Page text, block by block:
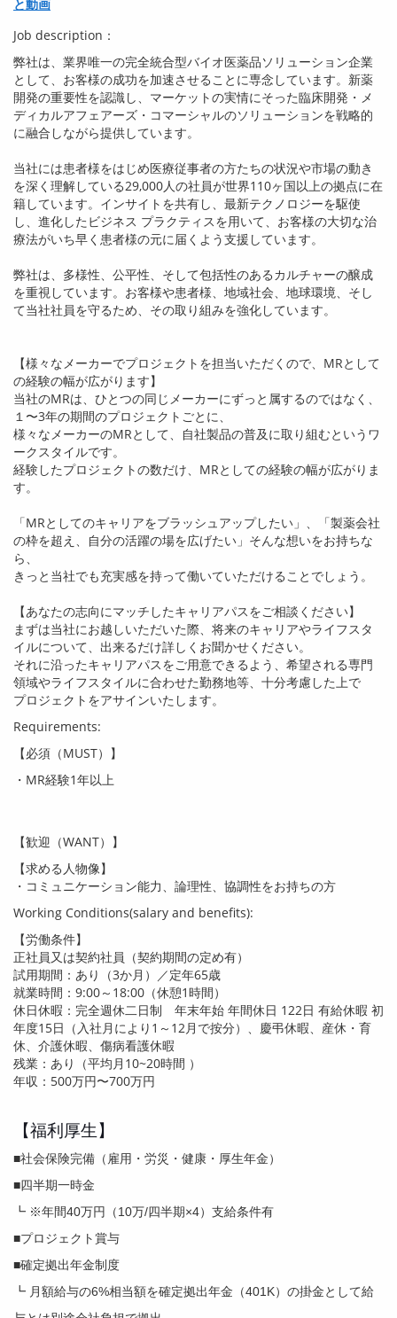
と動画
Job description：
弊社は、業界唯一の完全統合型バイオ医薬品ソリューション企業
として、お客様の成功を加速させることに専念しています。新薬
開発の重要性を認識し、マーケットの実情にそった臨床開発・メ
ディカルアフェアーズ・コマーシャルのソリューションを戦略的
に融合しながら提供しています。
当社には患者様をはじめ医療従事者の方たちの状況や市場の動き
を深く理解している29,000人の社員が世界110ヶ国以上の拠点に在
籍しています。インサイトを共有し、最新テクノロジーを駆使
し、進化したビジネス プラクティスを用いて、お客様の大切な治
療法がいち早く患者様の元に届くよう支援しています。
弊社は、多様性、公平性、そして包括性のあるカルチャーの醸成
を重視しています。お客様や患者様、地域社会、地球環境、そし
て当社社員を守るため、その取り組みを強化しています。
【様々なメーカーでプロジェクトを担当いただくので、 MRとして
の経験の幅が広がります】
当社のMRは、ひとつの同じメーカーにずっと属するのではなく、
１〜3年の期間のプロジェクトごとに、
様々なメーカーのMRとして、自社製品の普及に取り組むというワ
ークスタイルです。
経験したプロジェクトの数だけ、 MRとしての経験の幅が広がりま
す。
「MRとしてのキャリアをブラッシュアップしたい」、「製薬会社
の枠を超え、自分の活躍の場を広げたい」そんな想いをお持ちな
ら、
きっと当社でも充実感を持って働いていただけることでしょう。
【あなたの志向にマッチしたキャリアパスをご相談ください】
まずは当社にお越しいただいた際、将来のキャリアやライフスタ
イルについて、出来るだけ詳しくお聞かせください。
それに沿ったキャリアパスをご用意できるよう、希望される専門
領域やライフスタイルに合わせた勤務地等、十分考慮した上で
プロジェクトをアサインいたします。
Requirements:
【必須（MUST）】
・ MR経験1年以上
【歓迎（WANT）】
【求める人物像】
・コミュニケーション能力、論理性、協調性をお持ちの方
Working Conditions(salary and benefits):
【労働条件】
正社員又は契約社員（契約期間の定め有）
試用期間：あり（3か月）／定年65歳
就業時間： 9:00～ 18:00 （休憩1時間）
休日休暇：完全週休二日制 年末年始 年間休日 122日 有給休暇 初
年度15日（入社月により 1 ～ 12月で按分）、慶弔休暇、産休・育
休、介護休暇、傷病看護休暇
残業：あり（平均月 10~20時間 ）
年収： 500万円〜700万円
【福利厚生】
■社会保険完備（雇用・労災・健康・厚生年金）
■四半期一時金
┗ ※年間40万円（10万/四半期×4）支給条件有
■プロジェクト賞与
■確定拠出年金制度
┗ 月額給与の6%相当額を確定拠出年金（401K）の掛金として給